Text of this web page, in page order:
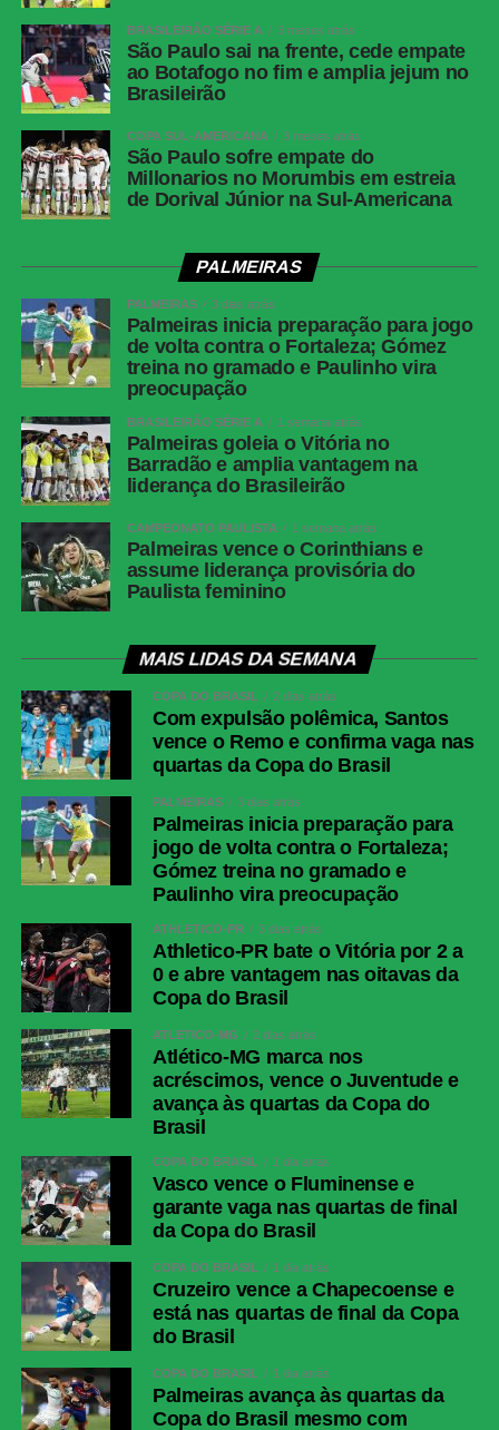
BRASILEIRÃO SÉRIE A 3 meses atrás
São Paulo sai na frente, cede empate
ao Botafogo no fim e amplia jejum no
Brasileirão
COPA SUL-AMERICANA 3 meses atrás
São Paulo sofre empate do
Millonarios no Morumbis em estreia
de Dorival Júnior na Sul-Americana
PALMEIRAS
PALMEIRAS 3 dias atrás
Palmeiras inicia preparação para jogo
de volta contra o Fortaleza; Gómez
treina no gramado e Paulinho vira
preocupação
BRASILEIRÃO SÉRIE A 1 semana atrás
Palmeiras goleia o Vitória no
Barradão e amplia vantagem na
liderança do Brasileirão
CAMPEONATO PAULISTA 1 semana atrás
Palmeiras vence o Corinthians e
assume liderança provisória do
Paulista feminino
MAIS LIDAS DA SEMANA
COPA DO BRASIL 2 dias atrás
Com expulsão polêmica, Santos
vence o Remo e confirma vaga nas
quartas da Copa do Brasil
PALMEIRAS 3 dias atrás
Palmeiras inicia preparação para
jogo de volta contra o Fortaleza;
Gómez treina no gramado e
Paulinho vira preocupação
ATHLETICO-PR 3 dias atrás
Athletico-PR bate o Vitória por 2 a
0 e abre vantagem nas oitavas da
Copa do Brasil
ATLÉTICO-MG 2 dias atrás
Atlético-MG marca nos
acréscimos, vence o Juventude e
avança às quartas da Copa do
Brasil
COPA DO BRASIL 1 dia atrás
Vasco vence o Fluminense e
garante vaga nas quartas de final
da Copa do Brasil
COPA DO BRASIL 1 dia atrás
Cruzeiro vence a Chapecoense e
está nas quartas de final da Copa
do Brasil
COPA DO BRASIL 1 dia atrás
Palmeiras avança às quartas da
Copa do Brasil mesmo com